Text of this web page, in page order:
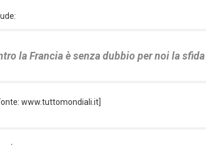
la Francia è senza dubbio per noi la
www.tuttomondiali.it]